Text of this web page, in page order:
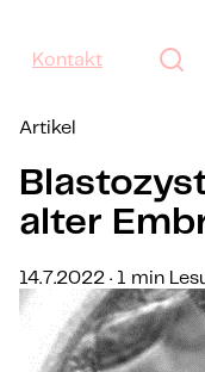
Kontakt
Artikel
alter
14.7.2022 · 1 min